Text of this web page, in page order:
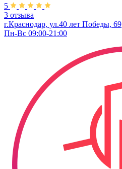
5
3 отзыва
г.Краснодар, ул.40 лет Победы, 69
Пн-Вс 09:00-21:00